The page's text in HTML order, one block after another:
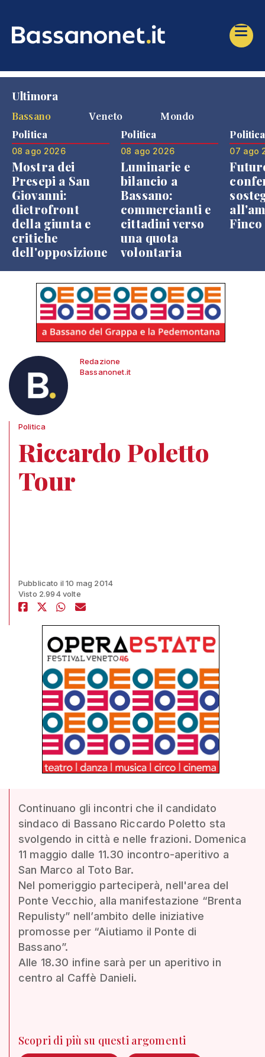
Ultimora
Bassano
Veneto Mondo
Politica
08 ago 2026
Mostra dei
Presepi a San
Giovanni:
dietrofront
della giunta e
critiche
dell'opposizione
Politica
08 ago 2026
Luminarie e
bilancio a
Bassano:
commercianti e
cittadini verso
una quota
volontaria
Politica
07 ago
Finco
Redazione
Bassanonet.it
Politica
Riccardo Poletto
Tour
Pubblicato il 10 mag 2014
Visto 2.994 volte
Continuano gli incontri che il candidato
sindaco di Bassano Riccardo Poletto sta
svolgendo in città e nelle frazioni. Domenica
11 maggio dalle 11.30 incontro-aperitivo a
San Marco al Toto Bar.
Nel pomeriggio parteciperà, nell'area del
Ponte Vecchio, alla manifestazione “Brenta
Repulisty” nell’ambito delle iniziative
promosse per “Aiutiamo il Ponte di
Bassano”.
Alle 18.30 infine sarà per un aperitivo in
centro al Caffè Danieli.
Scopri di più su questi argomenti